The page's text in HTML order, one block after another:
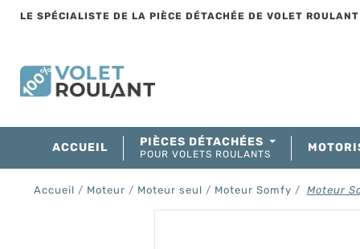
LE SPÉCIALISTE DE LA PIÈCE DÉTACHÉE DE VOLET
ACCUEIL PIÈCES DÉTACHÉES
POUR VOLETS ROULANTS
Accueil Moteur Moteur seul Moteur Somfy Moteur